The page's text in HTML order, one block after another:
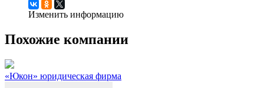
Изменить информацию
Похожие компании
«Юкон» юридическая фирма